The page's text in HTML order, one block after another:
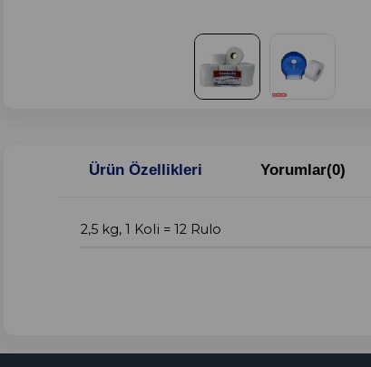
Ürün Özellikleri Yorumlar(0)
2,5 kg, 1 Koli = 12 Rulo